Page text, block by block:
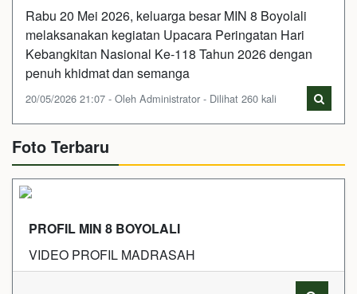
Rabu 20 Mei 2026, keluarga besar MIN 8 Boyolali
melaksanakan kegiatan Upacara Peringatan Hari
Kebangkitan Nasional Ke-118 Tahun 2026 dengan
penuh khidmat dan semanga
20/05/2026 21:07 - Oleh Administrator - Dilihat 260 kali
Foto Terbaru
PROFIL MIN 8 BOYOLALI
VIDEO PROFIL MADRASAH